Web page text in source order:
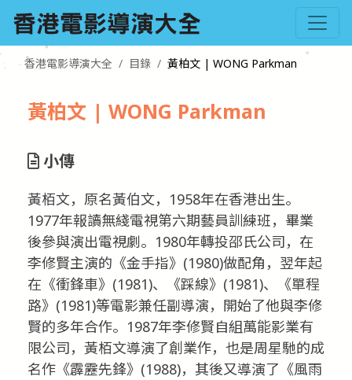
香港電影導演大全 目錄 黃柏文 | WONG Parkman
黃柏文 | WONG Parkman
小傳
黃栢文，原名黃伯文，1958年在香港出生。
1977年報讀無綫電視第六期藝員訓練班，畢業
後參與演出電視劇。1980年轉投邵氏公司，在
李修賢主演的《金手指》(1980)做配角，翌年起
在《衝鋒車》(1981)、《踩線》(1981)、《單程
路》(1981)等電影兼任副導演，開始了他與李修
賢的多年合作。1987年李修賢自組萬能影業有
限公司，黃栢文導演了創業作，也是周星馳的成
名作《霹靂先鋒》(1988)，其後又導演了《風雨